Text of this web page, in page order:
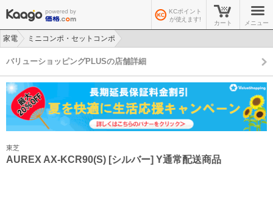
KCポイント
が使えます!
カート メニュー
家電
ミニコンポ・セットコンポ
バリューショッピングPLUSの店舗詳細
東芝
AUREX AX-KCR90(S) [シルバー] Y通常配送商品